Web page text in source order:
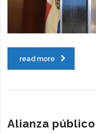
read more
Alianza